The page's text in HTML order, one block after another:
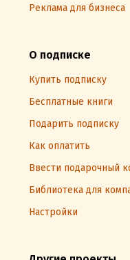
Реклама для бизнеса
О подписке
Купить подписку
Бесплатные книги
Подарить подписку
Как оплатить
Ввести подарочный
Библиотека для
Настройки